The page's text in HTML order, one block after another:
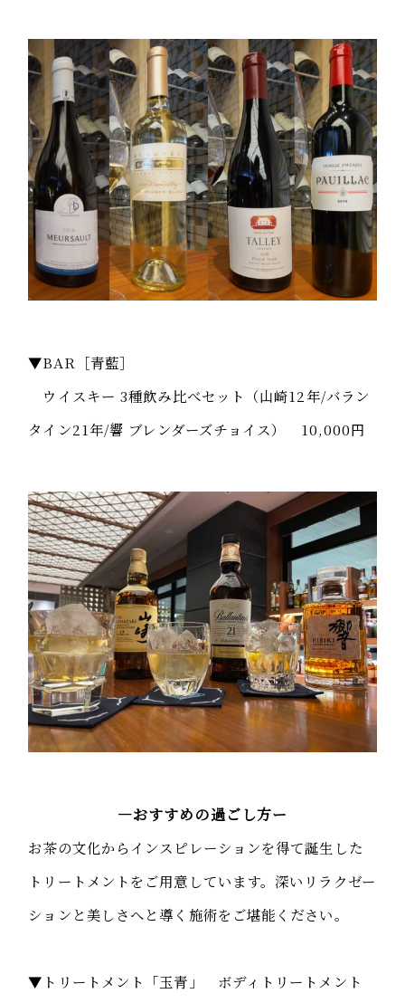
▼BAR［青藍］
ウイスキー 3種飲み比べセット（山崎12年/バラン
タイン21年/響 ブレンダーズチョイス） 10,000円
―おすすめの過ごし方ー
お茶の文化からインスピレーションを得て誕生した
トリートメントをご用意しています。深いリラクゼー
ションと美しさへと導く施術をご堪能ください。
▼トリートメント「玉青」 ボディトリートメント